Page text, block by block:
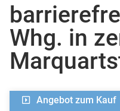
Whg. in
Angebot zum Kauf